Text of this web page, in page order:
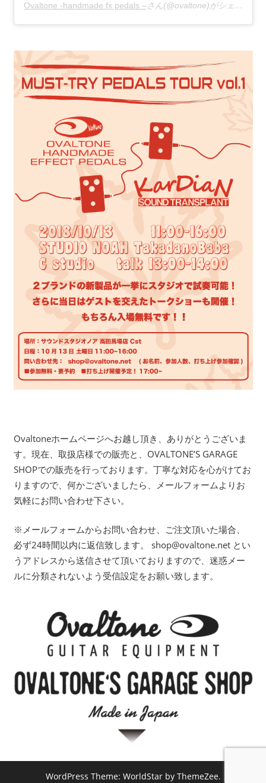
Ovaltone -handmade fx pedals –さん(@ovaltone)がシェアした投稿 –
Ovaltoneホームページへお越し頂き、ありがとうございま
す。現在、取扱店様での販売と、OVALTONE’S GARAGE
SHOPでの販売を行っております。丁寧な対応を心がけてお
りますので、何かございましたら、メールフォームよりお
気軽にお問い合わせ下さい。
※メールフォームからお問い合わせ、ご注文頂いた場合、
必ず24時間以内に返信致します。 shop@ovaltone.net とい
うアドレスから送信させて頂いておりますので、迷惑メー
ルに分類されないよう受信設定をお願い致します。
WordPress Theme: WorldStar by ThemeZee.